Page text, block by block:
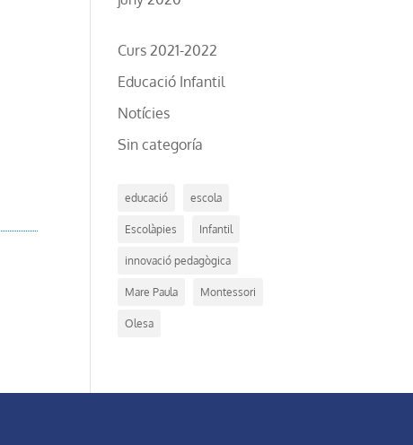
Curs 2021-2022
Educació Infantil
Notícies
Sin categoría
educació escola
Escolàpies Infantil
innovació pedagògica
Mare Paula Montessori
Olesa